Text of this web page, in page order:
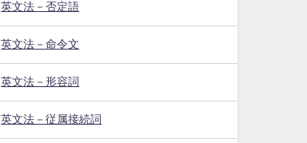
英文法－否定語
英文法－命令文
英文法－形容詞
英文法－従属接続詞